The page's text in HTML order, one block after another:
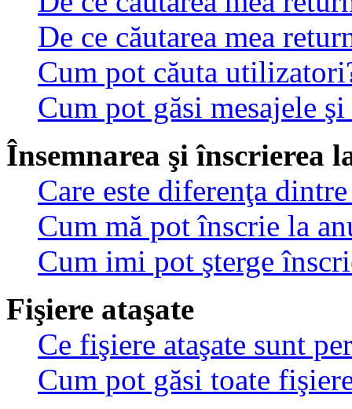
De ce căutarea mea
Cum pot căuta
Cum pot găsi mesajele
Însemnarea şi înscrierea
Care este diferenţa
Cum mă pot înscrie la
Cum imi pot şterge
Fişiere ataşate
Ce fişiere ataşate sunt
Cum pot găsi toate